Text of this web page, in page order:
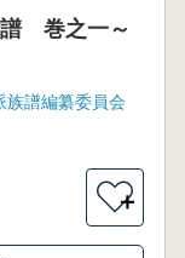
譜 巻之一～
族譜編纂委員会
＋